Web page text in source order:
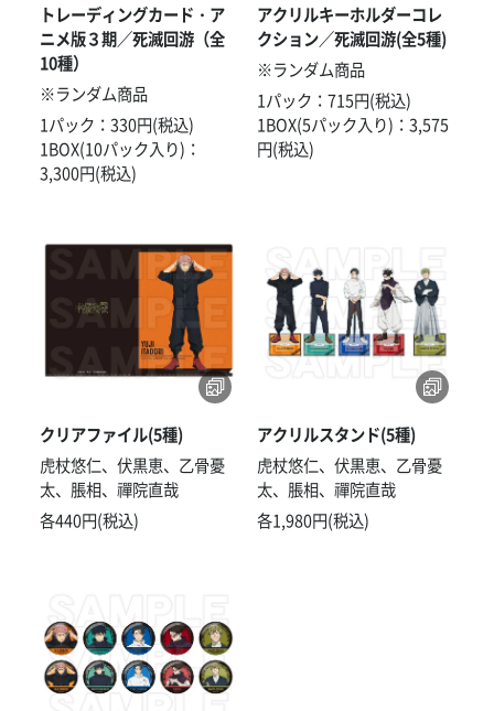
トレーディングカード・ア
ニメ版３期／死滅回游（全
10種）
※ランダム商品
1パック：330円(税込)
1BOX(10パック入り)：
3,300円(税込)
アクリルキーホルダーコレ
クション／死滅回游(全5種)
※ランダム商品
1パック：715円(税込)
1BOX(5パック入り)：3,575
円(税込)
クリアファイル(5種)
虎杖悠仁、伏黒恵、乙骨憂
太、脹相、禪院直哉
各440円(税込)
アクリルスタンド(5種)
虎杖悠仁、伏黒恵、乙骨憂
太、脹相、禪院直哉
各1,980円(税込)